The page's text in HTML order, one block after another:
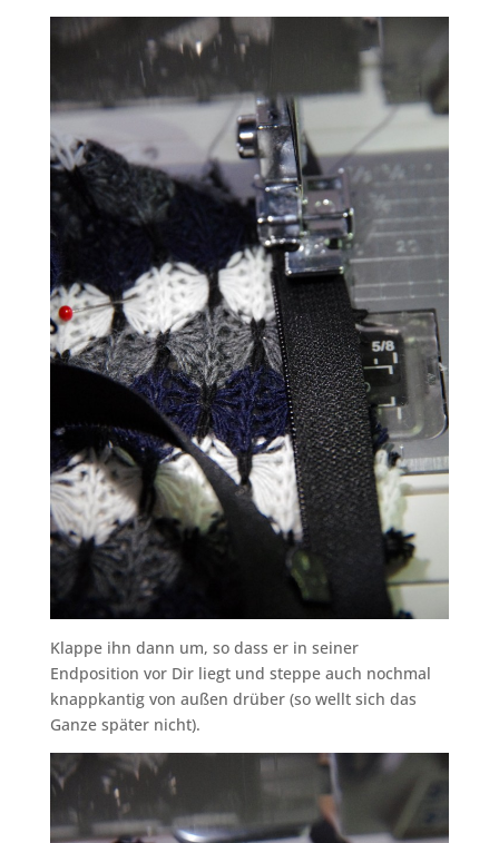
Klappe ihn dann um, so dass er in seiner
Endposition vor Dir liegt und steppe auch nochmal
knappkantig von außen drüber (so wellt sich das
Ganze später nicht).